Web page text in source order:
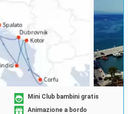
Mini Club bambini gratis
Animazione a bordo